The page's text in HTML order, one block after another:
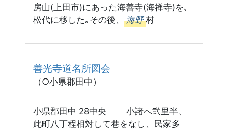
房山(上田市)にあった海善寺(海禅寺)を､
松代に移した｡その後、 海野 村
善光寺道名所図会
（○小県郡田中）
小県郡田中 28中央 小諸へ弐里半、
此町八丁程相対して巷をなし、民家多